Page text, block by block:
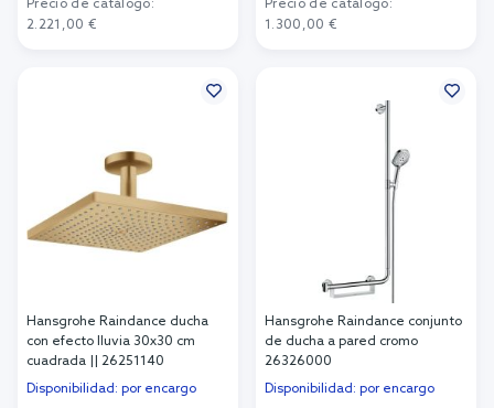
Precio de catálogo:
2.221,00 €
Precio de catálogo:
1.300,00 €
Hansgrohe Raindance ducha
con efecto lluvia 30x30 cm
cuadrada || 26251140
Disponibilidad: por encargo
Hansgrohe Raindance conjunto
de ducha a pared cromo
26326000
Disponibilidad: por encargo